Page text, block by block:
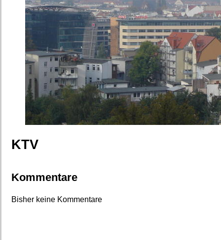
KTV
Kommentare
Bisher keine Kommentare